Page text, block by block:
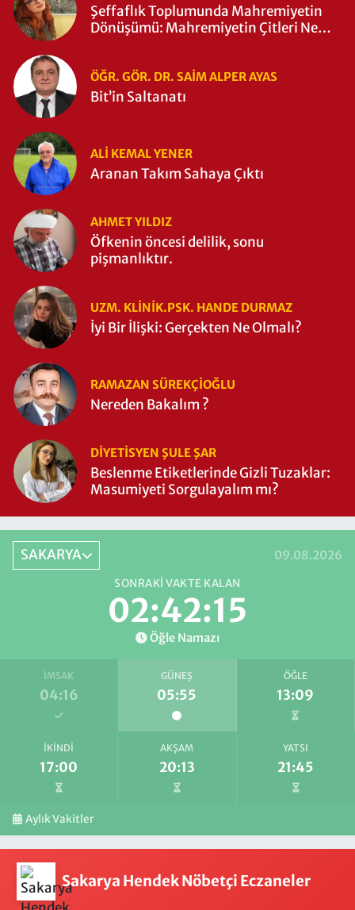
Şeffaflık Toplumunda Mahremiyetin
Dönüşümü: Mahremiyetin Çitleri Ne
ÖĞR. GÖR. DR. SAIM ALPER AYAS
Bit’in Saltanatı
ALI KEMAL YENER
Aranan Takım Sahaya Çıktı
AHMET YILDIZ
Öfkenin öncesi delilik, sonu
pişmanlıktır.
UZM. KLINIK.PSK. HANDE DURMAZ
İyi Bir İlişki: Gerçekten Ne Olmalı?
RAMAZAN SÜREKÇIOĞLU
Nereden Bakalım ?
DIYETISYEN ŞULE ŞAR
Beslenme Etiketlerinde Gizli Tuzaklar:
Masumiyeti Sorgulayalım mı?
SAKARYA 09.08.2026
SONRAKI VAKTE KALAN
02:42:15
Öğle Namazı
İMSAK
04:16
GÜNEŞ
05:55
ÖĞLE
13:09
İKINDI
17:00
AKŞAM
20:13
YATSI
21:45
Aylık Vakitler
Sakarya Hendek Nöbetçi Eczaneler